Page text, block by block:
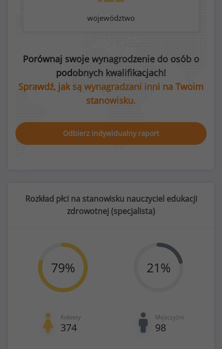
województwo
Porównaj swoje wynagrodzenie do osób o
podobnych kwalifikacjach!
Sprawdź, jak są wynagradzani inni na Twoim
stanowisku.
Odbierz indywidualny raport
Rozkład płci na stanowisku nauczyciel edukacji
zdrowotnej (specjalista)
79%
Kobiety
374
21%
Mężczyźni
98